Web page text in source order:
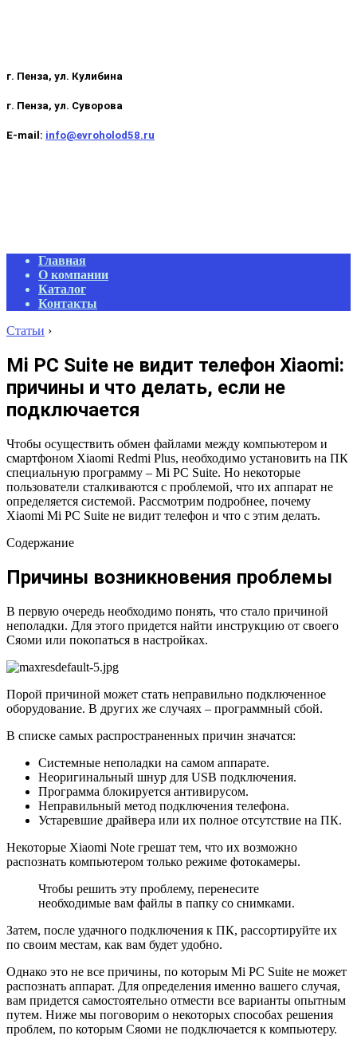
г. Пенза, ул. Кулибина
г. Пенза, ул. Суворова
E-mail: info@evroholod58.ru
Primary
Navigation
Menu
Главная
О компании
Каталог
Контакты
Статьи ›
Mi PC Suite не видит телефон Xiaomi:
причины и что делать, если не
подключается
Чтобы осуществить обмен файлами между компьютером и
смартфоном Xiaomi Redmi Plus, необходимо установить на ПК
специальную программу – Mi PC Suite. Но некоторые
пользователи сталкиваются с проблемой, что их аппарат не
определяется системой. Рассмотрим подробнее, почему
Xiaomi Mi PC Suite не видит телефон и что с этим делать.
Содержание
Причины возникновения проблемы
В первую очередь необходимо понять, что стало причиной
неполадки. Для этого придется найти инструкцию от своего
Сяоми или покопаться в настройках.
Порой причиной может стать неправильно подключенное
оборудование. В других же случаях – программный сбой.
В списке самых распространенных причин значатся:
Системные неполадки на самом аппарате.
Неоригинальный шнур для USB подключения.
Программа блокируется антивирусом.
Неправильный метод подключения телефона.
Устаревшие драйвера или их полное отсутствие на ПК.
Некоторые Xiaomi Note грешат тем, что их возможно
распознать компьютером только режиме фотокамеры.
Чтобы решить эту проблему, перенесите
необходимые вам файлы в папку со снимками.
Затем, после удачного подключения к ПК, рассортируйте их
по своим местам, как вам будет удобно.
Однако это не все причины, по которым Mi PC Suite не может
распознать аппарат. Для определения именно вашего случая,
вам придется самостоятельно отмести все варианты опытным
путем. Ниже мы поговорим о некоторых способах решения
проблем, по которым Сяоми не подключается к компьютеру.